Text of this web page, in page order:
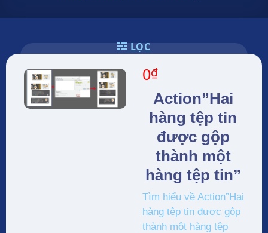
LỌC
0₫
Action”Hai
hàng tệp tin
được gộp
thành một
hàng tệp tin”
Tìm hiểu về Action”Hai
hàng tệp tin được gộp
thành một hàng tệp